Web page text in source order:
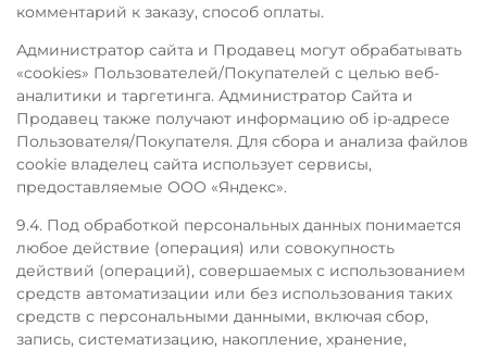
комментарий к заказу, способ оплаты.
Администратор сайта и Продавец могут обрабатывать
«cookies» Пользователей/Покупателей с целью веб-
аналитики и таргетинга. Администратор Сайта и
Продавец также получают информацию об ip-адресе
Пользователя/Покупателя. Для сбора и анализа файлов
cookie владелец сайта использует сервисы,
предоставляемые ООО «Яндекс».
9.4. Под обработкой персональных данных понимается
любое действие (операция) или совокупность
действий (операций), совершаемых с использованием
средств автоматизации или без использования таких
средств с персональными данными, включая сбор,
запись, систематизацию, накопление, хранение,